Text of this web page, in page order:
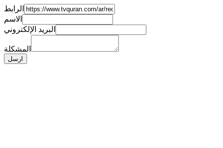
الرابط
الاسم
البريد الإلكتروني
المشكلة
ارسل